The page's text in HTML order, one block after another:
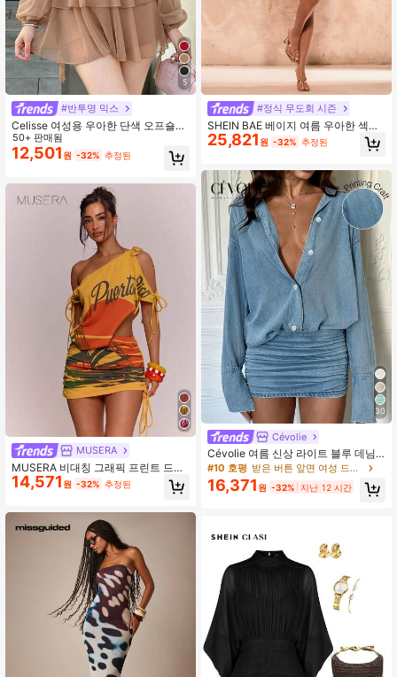
5
#반투명 믹스
Celisse 여성용 우아한 단색 오프숄더
랜턴 슬리브 캐주얼 드레스
50+ 판매됨
12,501 원 -32% 추정된
MUSERA
MUSERA 비대칭 그래픽 프린트 드레
이프 허리 미니 드레스 봄 여름 휴가
이비자 보헤미안 우아한 캐주얼 카니
14,571 원 -32% 추정된
#정식 무도회 시즌
SHEIN BAE 베이지 여름 우아한 섹시
한 데이 파티 수용성 레이스 서스펜더
슬릿 버블 미니 드레스 여성 웨딩 게스
25,821 원 -32% 추정된
30
Cévolie
Cévolie 여름 신상 라이트 블루 데님
효과 디지털 프린트 루즈 허리 밴딩 바
디콘 원피스
#10 호평 받은 버튼 앞면 여성 드레스
16,371 원 -32% 지난 12 시간